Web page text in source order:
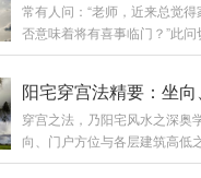
章：好风水的阳台环境——得
以下环境，则为得天独厚之吉
寓意视野开阔，面向公园、花
进面向学校、图书馆文昌运旺
庙、道观（保持距离）气场清
章：坏风水的阳台环...
常有人问：“老师，近来总觉
否意味着将有喜事临门？”此
理，讲究“气聚则运兴”。当好
便将民间传承中最灵验的八种
一列举，以供诸位明察秋毫。
繁茂（生机之兆）现象：家中
叶茂，叶片油亮反光，或多年
穿宫之法，乃阳宅风水之深奥
向、门户方位与各层建筑高低
运兴衰、人丁财禄。其核心在